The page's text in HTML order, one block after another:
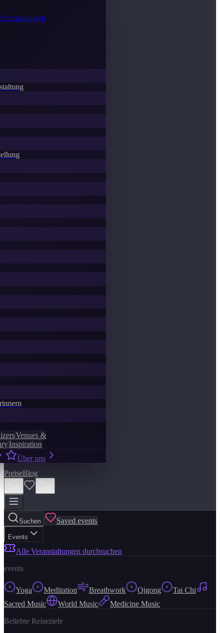
Venues &
Inspiration
Über uns
PreiseBlog
Suchen Saved events
Events
Alle Veranstaltungen durchsuchen
events
Yoga Meditation Breathwork Qigong
Tai Chi
Sacred Music
World Music Medicine Music
Beliebte Reiseziele